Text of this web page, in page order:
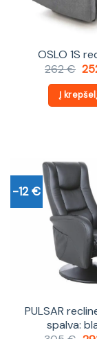
OSLO 1S
262€
Į
-12 €
PULSAR
spalva: